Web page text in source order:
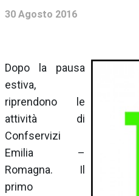
30 Agosto 2016
Dopo la pausa
estiva,
riprendono le
attività di
Confservizi
Emilia –
Romagna. Il
primo